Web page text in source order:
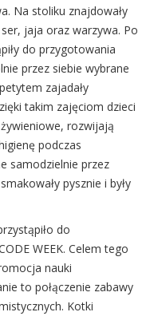
Na stoliku znajdowały
jaja oraz warzywa. Po
do przygotowania
przez siebie wybrane
zajadały
takim zajęciom dzieci
rozwijają
podczas
samodzielnie przez
pysznie i były
do
WEEK. Celem tego
nauki
to połączenie zabawy
Kotki